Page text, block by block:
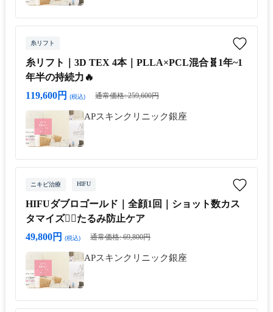
糸リフト
糸リフト｜3D TEX 4本｜PLLA×PCL混合🧬1年~1
年半の持続力🔥
119,600円
(税込) 通常価格: 259,600円
APスキンクリニック銀座
ニキビ治療 HIFU
HIFUダブロゴールド｜全顔1回｜ショット数カス
タマイズ👩‍⚕️たるみ防止ケア
49,800円
(税込) 通常価格: 69,800円
APスキンクリニック銀座